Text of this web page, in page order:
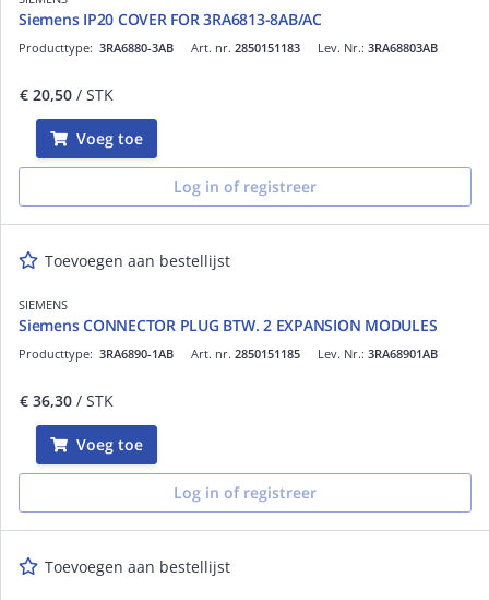
Siemens IP20 COVER FOR 3RA6813-8AB/AC
Art. nr. 2850151183
Producttype: 3RA6880-3AB Lev. Nr.: 3RA68803AB
€ 20,50 / STK
Voeg toe
Log in of registreer
Toevoegen aan bestellijst
SIEMENS
Siemens CONNECTOR PLUG BTW. 2 EXPANSION MODULES
Art. nr. 2850151185
Producttype: 3RA6890-1AB Lev. Nr.: 3RA68901AB
€ 36,30 / STK
Voeg toe
Log in of registreer
Toevoegen aan bestellijst